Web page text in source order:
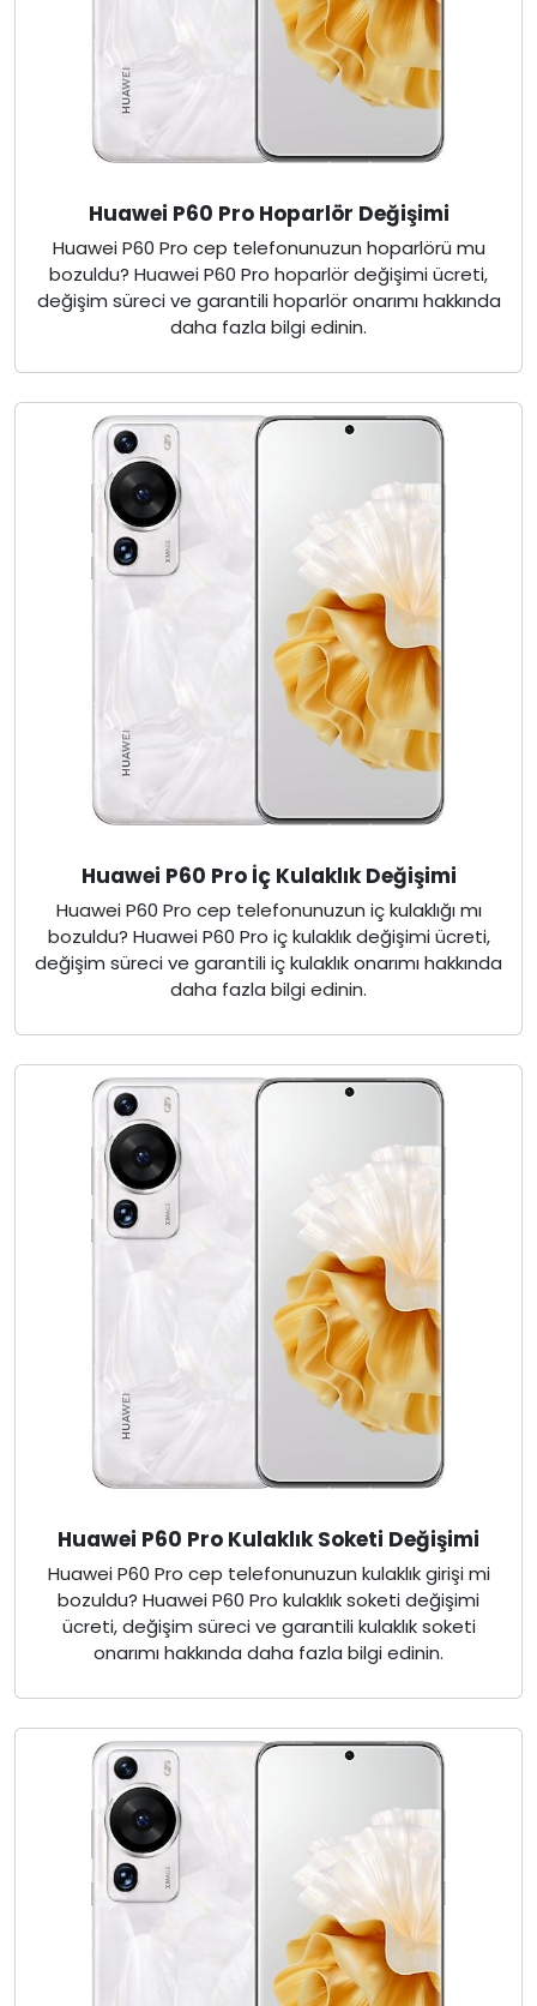
Huawei P60 Pro Hoparlör Değişimi
Huawei P60 Pro cep telefonunuzun hoparlörü mu
bozuldu? Huawei P60 Pro hoparlör değişimi ücreti,
değişim süreci ve garantili hoparlör onarımı hakkında
daha fazla bilgi edinin.
Huawei P60 Pro İç Kulaklık Değişimi
Huawei P60 Pro cep telefonunuzun iç kulaklığı mı
bozuldu? Huawei P60 Pro iç kulaklık değişimi ücreti,
değişim süreci ve garantili iç kulaklık onarımı hakkında
daha fazla bilgi edinin.
Huawei P60 Pro Kulaklık Soketi Değişimi
Huawei P60 Pro cep telefonunuzun kulaklık girişi mi
bozuldu? Huawei P60 Pro kulaklık soketi değişimi
ücreti, değişim süreci ve garantili kulaklık soketi
onarımı hakkında daha fazla bilgi edinin.